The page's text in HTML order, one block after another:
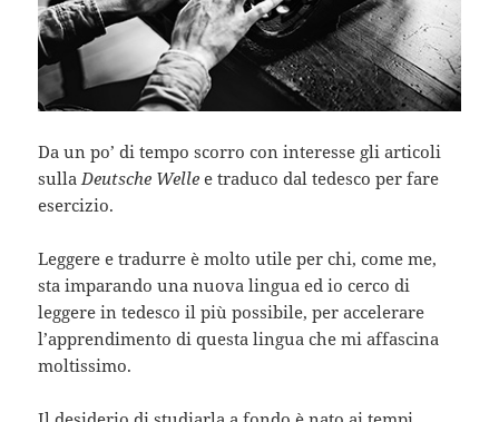
Da un po’ di tempo scorro con interesse gli articoli
sulla Deutsche Welle e traduco dal tedesco per fare
esercizio.
Leggere e tradurre è molto utile per chi, come me,
sta imparando una nuova lingua ed io cerco di
leggere in tedesco il più possibile, per accelerare
l’apprendimento di questa lingua che mi affascina
moltissimo.